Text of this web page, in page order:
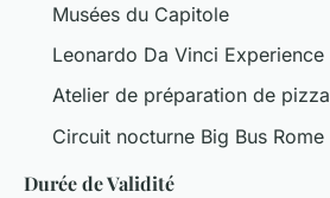
Musées du Capitole
Leonardo Da Vinci Experience
Atelier de préparation de pizza
Circuit nocturne Big Bus Rome
Durée de Validité